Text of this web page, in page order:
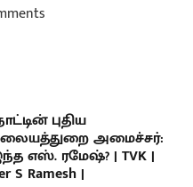
புதிய
அமைச்சர்:
எஸ். ரமேஷ்? | TVK |
S Ramesh |